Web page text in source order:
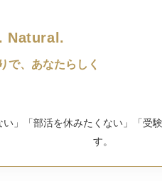
Natural.
で、あなたらしく
い」「部活を休みたくない」「受
す。